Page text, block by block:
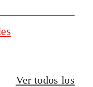
Ver todos los